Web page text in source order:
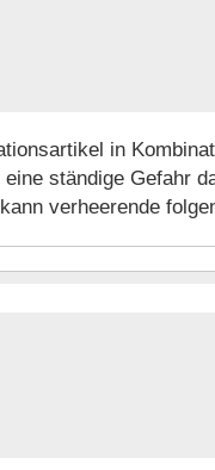
in
eine ständige Gefahr
verheerende